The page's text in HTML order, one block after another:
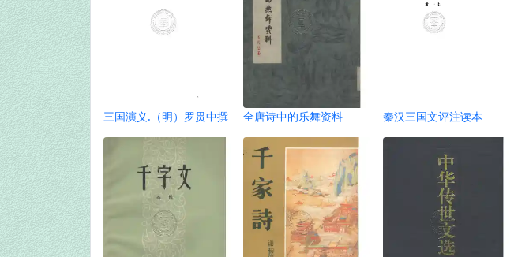
三国演义.（明）罗贯中撰 全唐诗中的乐舞资料 秦汉三国文评注读本